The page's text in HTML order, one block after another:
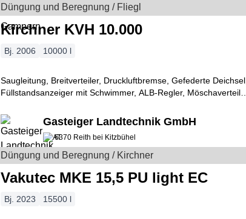
Düngung und Beregnung / Fliegl
Kirchner KVH 10.000
Bj. 2006 10000 l
Saugleitung, Breitverteiler, Druckluftbremse, Gefederte Deichsel,
Füllstandsanzeiger mit Schwimmer, ALB-Regler, Möschaverteiler,
Gasteiger Landtechnik GmbH
6370 Reith bei Kitzbühel
Düngung und Beregnung / Kirchner
Vakutec MKE 15,5 PU light EC
Bj. 2023 15500 l